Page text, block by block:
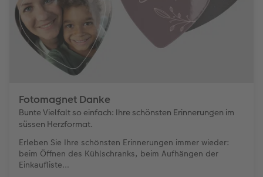
Fotomagnet Danke
Bunte Vielfalt so einfach: Ihre schönsten Erinnerungen im
süssen Herzformat.
Erleben Sie Ihre schönsten Erinnerungen immer wieder:
beim Öffnen des Kühlschranks, beim Aufhängen der
Einkaufliste…